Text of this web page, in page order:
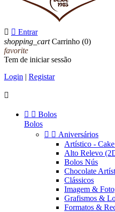
  Entrar
shopping_cart Carrinho (0)
favorite
Tem de iniciar sessão
Login | Registar

  Bolos
Bolos
  Aniversários
Artístico -
Alto Relevo
Bolos Nús
Chocolate
Clássicos
Imagem &
Grafismos &
Formatos &